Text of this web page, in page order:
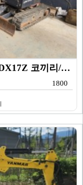
두산/굴삭기/1.7톤 미니굴삭기/DX17Z 코끼리/20…
1800